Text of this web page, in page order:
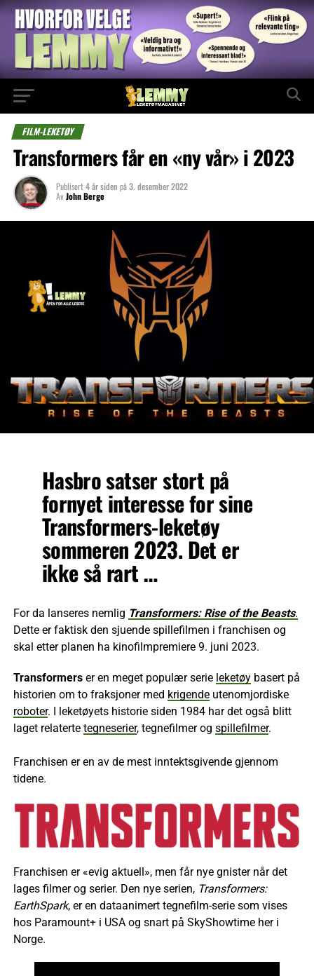
FILM-LEKETØY
Transformers får en «ny vår» i 2023
Publisert4 år siden på3. desember 2022
AvJohn Berge
Hasbro satser stort på
fornyet interesse for sine
Transformers-leketøy
sommeren 2023. Det er
ikke så rart …
For da lanseres nemlig Transformers: Rise of the Beasts.
Dette er faktisk den sjuende spillefilmen i franchisen og
skal etter planen ha kinofilmpremiere 9. juni 2023.
Transformerser en meget populær serie leketøybasert på
historien om to fraksjoner med krigendeutenomjordiske
roboter. I leketøyets historie siden 1984 har det også blitt
laget relaterte tegneserier, tegnefilmer og spillefilmer.
Franchisen er en av de mest inntektsgivende gjennom
tidene.
Franchisen er «evig aktuell», men får nye gnister når det
lages filmer og serier. Den nye serien, Transformers:
EarthSpark, er en dataanimert tegnefilm-serie som vises
hos Paramount+ i USA og snart på SkyShowtime her i
Norge.